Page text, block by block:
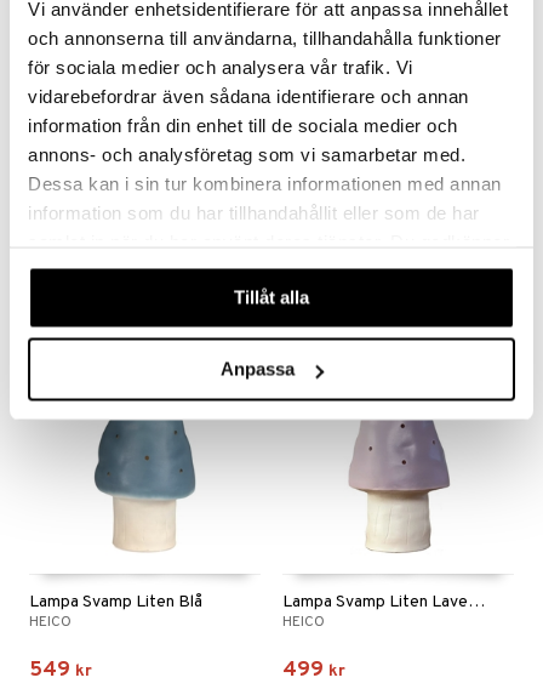
Vi använder enhetsidentifierare för att anpassa innehållet
och annonserna till användarna, tillhandahålla funktioner
för sociala medier och analysera vår trafik. Vi
vidarebefordrar även sådana identifierare och annan
information från din enhet till de sociala medier och
annons- och analysföretag som vi samarbetar med.
Dessa kan i sin tur kombinera informationen med annan
information som du har tillhandahållit eller som de har
våra cookies vid fortsatt användande av vår webbplats.
Tillåt alla
Anpassa
Lampa Klassisk Kanin Vit
HEICO
699 kr
Lampa Rådjur
HEICO
1249 kr
Lampa Svamp Liten Blå
HEICO
549 kr
Lampa Svamp Liten Lavendel
HEICO
499 kr
Mu
Pony
Långstrump
Speed Champions
Spidey
Super Heroes